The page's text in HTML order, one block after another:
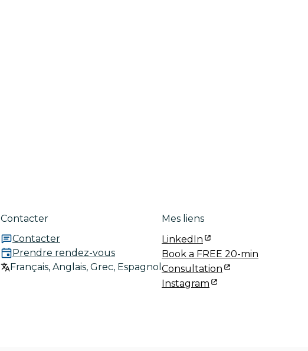
Contacter
Contacter
Prendre rendez-vous
Français, Anglais, Grec, Espagnol
Mes liens
LinkedIn
Book a FREE 20-min
Consultation
Instagram